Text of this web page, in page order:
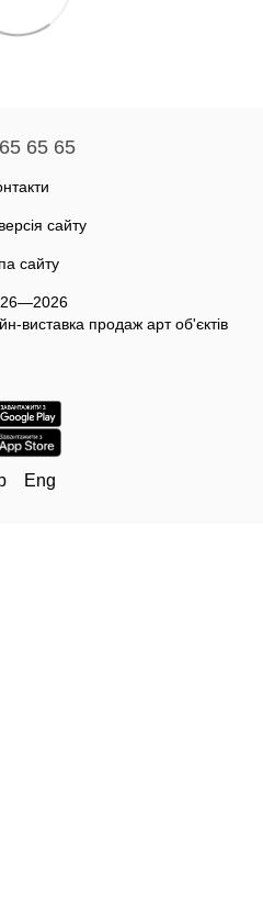
65 65
сайту
сайту
виставка продаж арт об'єктів
Eng